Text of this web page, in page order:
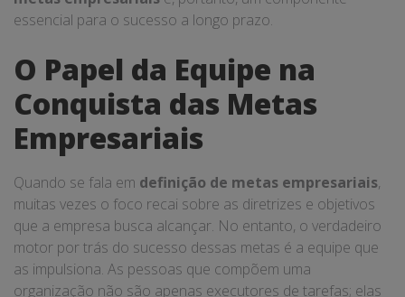
essencial para o sucesso a longo prazo.
O Papel da Equipe na
Conquista das Metas
Empresariais
Quando se fala em definição de metas empresariais,
muitas vezes o foco recai sobre as diretrizes e objetivos
que a empresa busca alcançar. No entanto, o verdadeiro
motor por trás do sucesso dessas metas é a equipe que
as impulsiona. As pessoas que compõem uma
organização não são apenas executores de tarefas; elas